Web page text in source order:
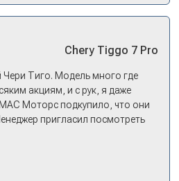
Chery Tiggo 7 Pro
Тиго. Модель много где
акциям, и с рук, я даже
МАС Моторс подкупило, что они
пригласил посмотреть
пришли в салон - и в тот
но довольны! Все